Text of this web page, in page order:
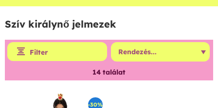
Szív királynő jelmezek
Filter
14 találat
-30%